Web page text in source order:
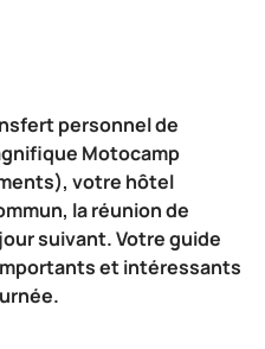
personnel de
Motocamp
votre hôtel
la réunion de
suivant. Votre guide
et intéressants